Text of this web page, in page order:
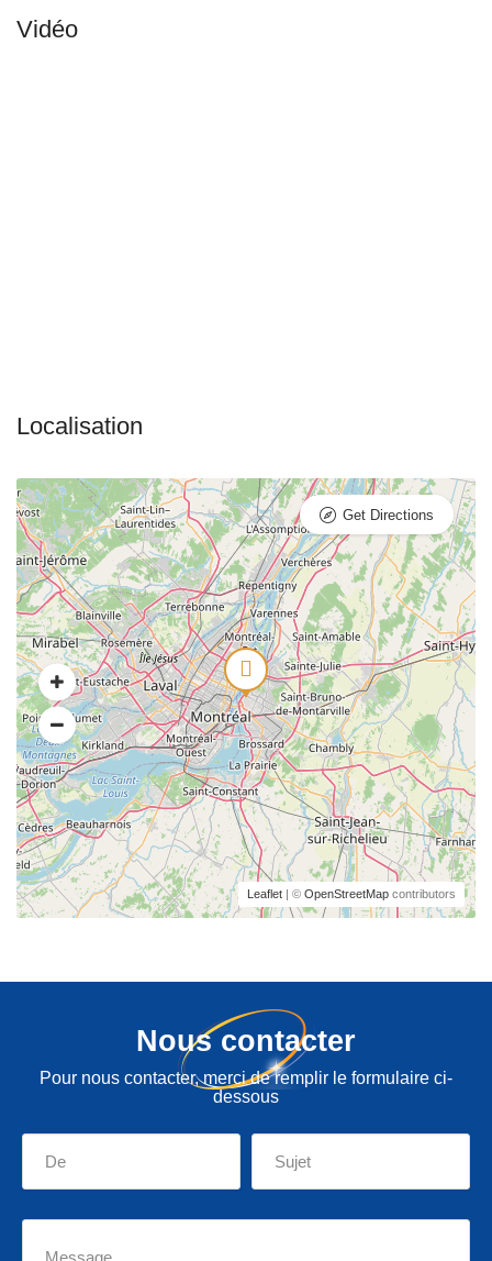
Leaflet | © OpenStreetMap contributors
Get Directions
Nous contacter
Pour nous contacter, merci de remplir le formulaire ci-
dessous